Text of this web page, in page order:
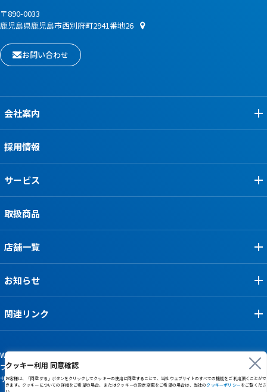
クッキー利用 同意確認
お客様は、「同意する」ボタンをクリックしてクッキーの使用に同意することで、当社ウェブサイトのすべての機能をご利用頂くことがで
きます。クッキーについての詳細をご希望の場合、またはクッキーの設定変更をご希望の場合は、当社のクッキーポリシー をご覧くださ
〒890-0033
鹿児島県鹿児島市西別府町2941番地26
お問い合わせ
会社案内
採用情報
サービス
取扱商品
店舗一覧
お知らせ
関連リンク
Webサイト利用規約
プライバシーポリシー
サイトマップ